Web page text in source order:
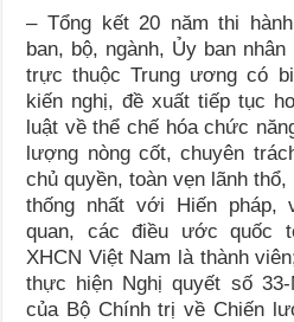
– Tổng kết 20 năm thi
ban, bộ, ngành, Ủy ban
trực thuộc Trung ương có
kiến nghị, đề xuất tiếp tục
luật về thể chế hóa chức
lượng nòng cốt, chuyên
chủ quyền, toàn vẹn lãnh
thống nhất với Hiến pháp,
quan, các điều ước quốc
XHCN Việt Nam là thành
thực hiện Nghị quyết số 33-
của Bộ Chính trị về Chiến